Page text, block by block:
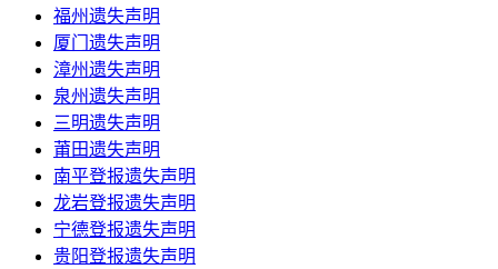
福州遗失声明
厦门遗失声明
漳州遗失声明
泉州遗失声明
三明遗失声明
莆田遗失声明
南平登报遗失声明
龙岩登报遗失声明
宁德登报遗失声明
贵阳登报遗失声明